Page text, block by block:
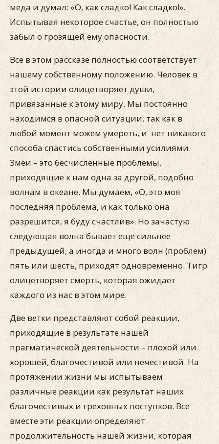
меда и думал: «О, как сладко! Как сладко!».
Испытывая некоторое счастье, он полностью
забыл о грозящей ему опасности.
Все в этом рассказе полностью соответствует
нашему собственному положению. Человек в
этой истории олицетворяет души,
привязанные к этому миру. Мы постоянно
находимся в опасной ситуации, так как в
любой момент можем умереть, и нет никакого
способа спастись собственными усилиями.
Змеи – это бесчисленные проблемы,
приходящие к нам одна за другой, подобно
волнам в океане. Мы думаем, «О, это моя
последняя проблема, и как только она
разрешится, я буду счастлив». Но зачастую
следующая волна бывает еще сильнее
предыдущей, а иногда и много волн (проблем)
пять или шесть, приходят одновременно. Тигр
олицетворяет смерть, которая ожидает
каждого из нас в этом мире.
Две ветки представляют собой реакции,
приходящие в результате нашей
прагматической деятельности – плохой или
хорошей, благочестивой или нечестивой. На
протяжении жизни мы испытываем
различные реакции как результат наших
благочестивых и греховных поступков. Все
вместе эти реакции определяют
продолжительность нашей жизни, которая